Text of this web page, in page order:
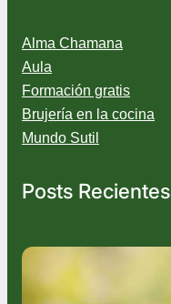
Alma Chamana
Aula
Formación gratis
Brujería en la cocina
Mundo Sutil
Posts Recientes